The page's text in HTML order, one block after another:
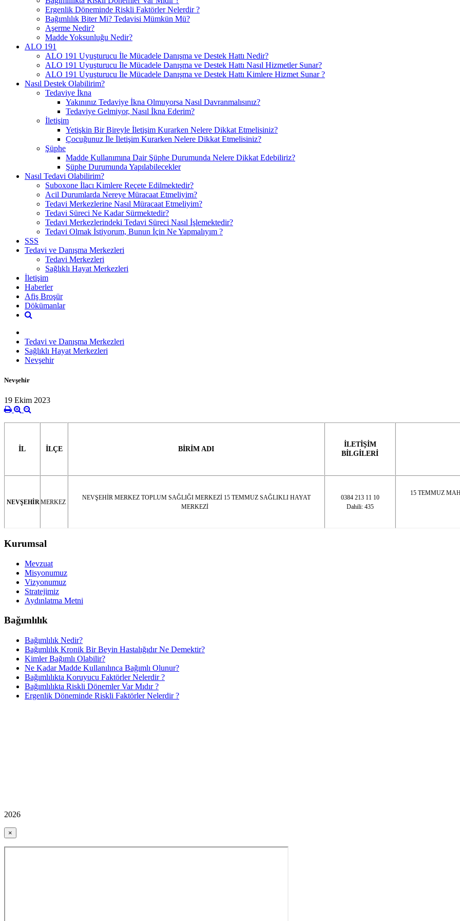
Ergenlik Döneminde Riskli Faktörler Nelerdir ?
Bağımlılık Biter Mi? Tedavisi Mümkün Mü?
Aşerme Nedir?
Madde Yoksunluğu Nedir?
ALO 191
ALO 191 Uyuşturucu İle Mücadele Danışma ve Destek Hattı Nedir?
ALO 191 Uyuşturucu İle Mücadele Danışma ve Destek Hattı Nasıl Hizmetler Sunar?
ALO 191 Uyuşturucu İle Mücadele Danışma ve Destek Hattı Kimlere Hizmet Sunar ?
Nasıl Destek Olabilirim?
Tedaviye İkna
Yakınınız Tedaviye İkna Olmuyorsa Nasıl Davranmalısınız?
Tedaviye Gelmiyor, Nasıl İkna Ederim?
İletişim
Yetişkin Bir Bireyle İletişim Kurarken Nelere Dikkat Etmelisiniz?
Çocuğunuz İle İletişim Kurarken Nelere Dikkat Etmelisiniz?
Şüphe
Madde Kullanımına Dair Şüphe Durumunda Nelere Dikkat Edebiliriz?
Şüphe Durumunda Yapılabilecekler
Nasıl Tedavi Olabilirim?
Suboxone İlacı Kimlere Reçete Edilmektedir?
Acil Durumlarda Nereye Müracaat Etmeliyim?
Tedavi Merkezlerine Nasıl Müracaat Etmeliyim?
Tedavi Süreci Ne Kadar Sürmektedir?
Tedavi Merkezlerindeki Tedavi Süreci Nasıl İşlemektedir?
Tedavi Olmak İstiyorum, Bunun İçin Ne Yapmalıyım ?
SSS
Tedavi ve Danışma Merkezleri
Tedavi Merkezleri
Sağlıklı Hayat Merkezleri
İletişim
Haberler
Afiş Broşür
Dökümanlar
Tedavi ve Danışma Merkezleri
Sağlıklı Hayat Merkezleri
Nevşehir
Nevşehir
19 Ekim 2023
İL İLÇE BİRİM ADI
İLETİŞİM
BİLGİLERİ
NEVŞEHİRMERKEZ
NEVŞEHİR MERKEZ TOPLUM SAĞLIĞI MERKEZİ 15 TEMMUZ SAĞLIKLI HAYAT
MERKEZİ
0384 213 11 10
Dahili: 435
15 TEMMUZ
Kurumsal
Mevzuat
Misyonumuz
Vizyonumuz
Stratejimiz
Aydınlatma Metni
Bağımlılık
Bağımlılık Nedir?
Bağımlılık Kronik Bir Beyin Hastalığıdır Ne Demektir?
Kimler Bağımlı Olabilir?
Ne Kadar Madde Kullanılınca Bağımlı Olunur?
Bağımlılıkta Koruyucu Faktörler Nelerdir ?
Bağımlılıkta Riskli Dönemler Var Mıdır ?
Ergenlik Döneminde Riskli Faktörler Nelerdir ?
2026
×